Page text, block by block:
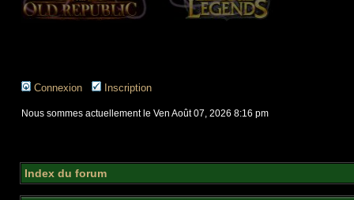
Connexion Inscription
Nous sommes actuellement le Ven Août 07, 2026 8:16 pm
Index du forum